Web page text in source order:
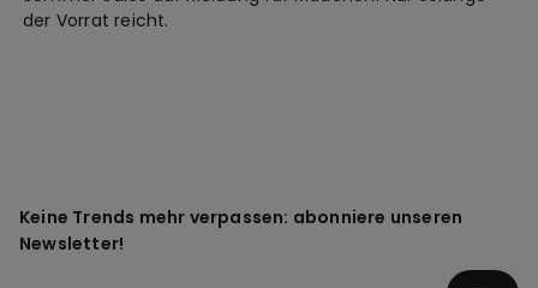
der Vorrat reicht.
Keine Trends mehr verpassen: abonniere unseren
Newsletter!